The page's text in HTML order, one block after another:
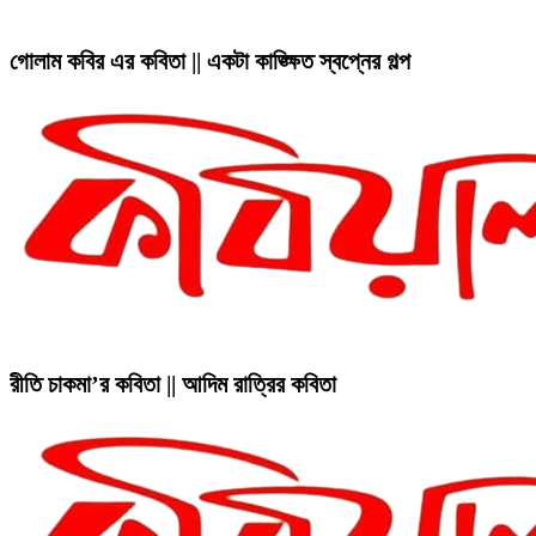
গোলাম কবির এর কবিতা || একটা কাঙ্ক্ষিত স্বপ্নের গল্প
রীতি চাকমা’র কবিতা || আদিম রাত্রির কবিতা